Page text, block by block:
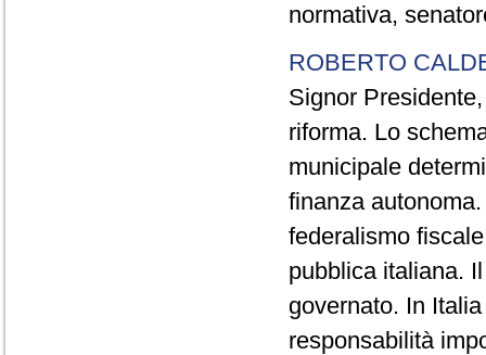
normativa,
ROBERTO
Signor
riforma. Lo
municipale
finanza
federalismo
pubblica italiana.
governato. In
responsabilità